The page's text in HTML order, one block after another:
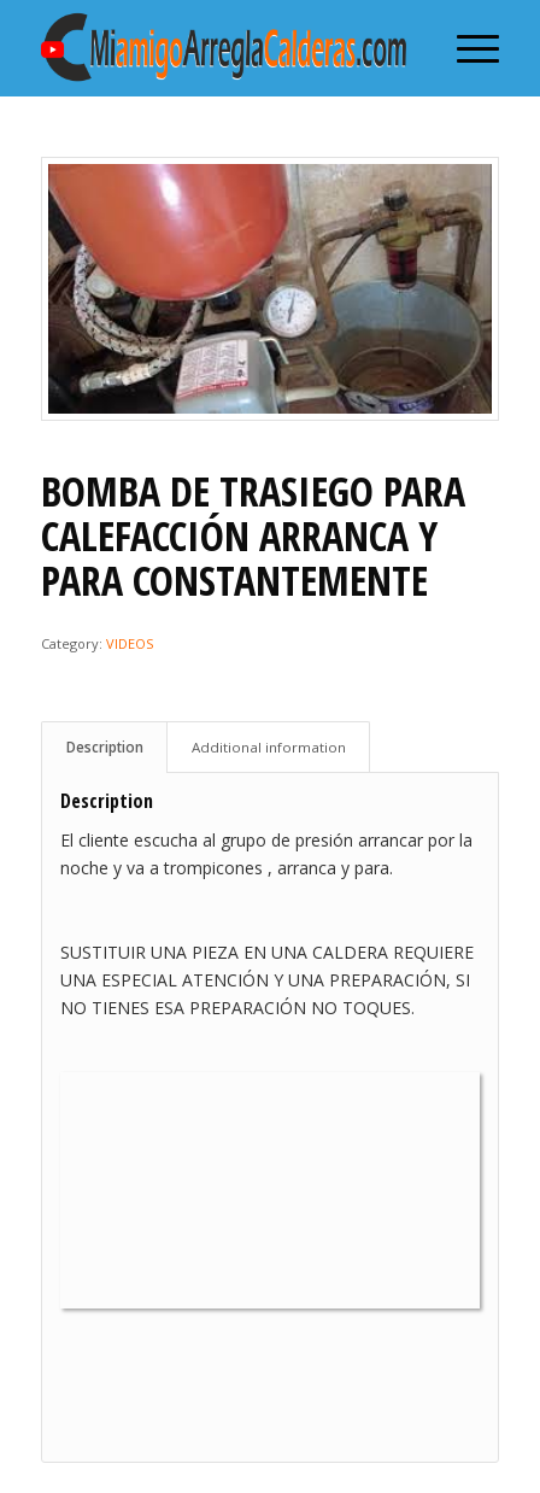
BOMBA DE TRASIEGO PARA
CALEFACCIÓN ARRANCA Y
PARA CONSTANTEMENTE
Category: VIDEOS
Description Additional information
Description
El cliente escucha al grupo de presión arrancar por la
noche y va a trompicones , arranca y para.
SUSTITUIR UNA PIEZA EN UNA CALDERA REQUIERE
UNA ESPECIAL ATENCIÓN Y UNA PREPARACIÓN, SI
NO TIENES ESA PREPARACIÓN NO TOQUES.